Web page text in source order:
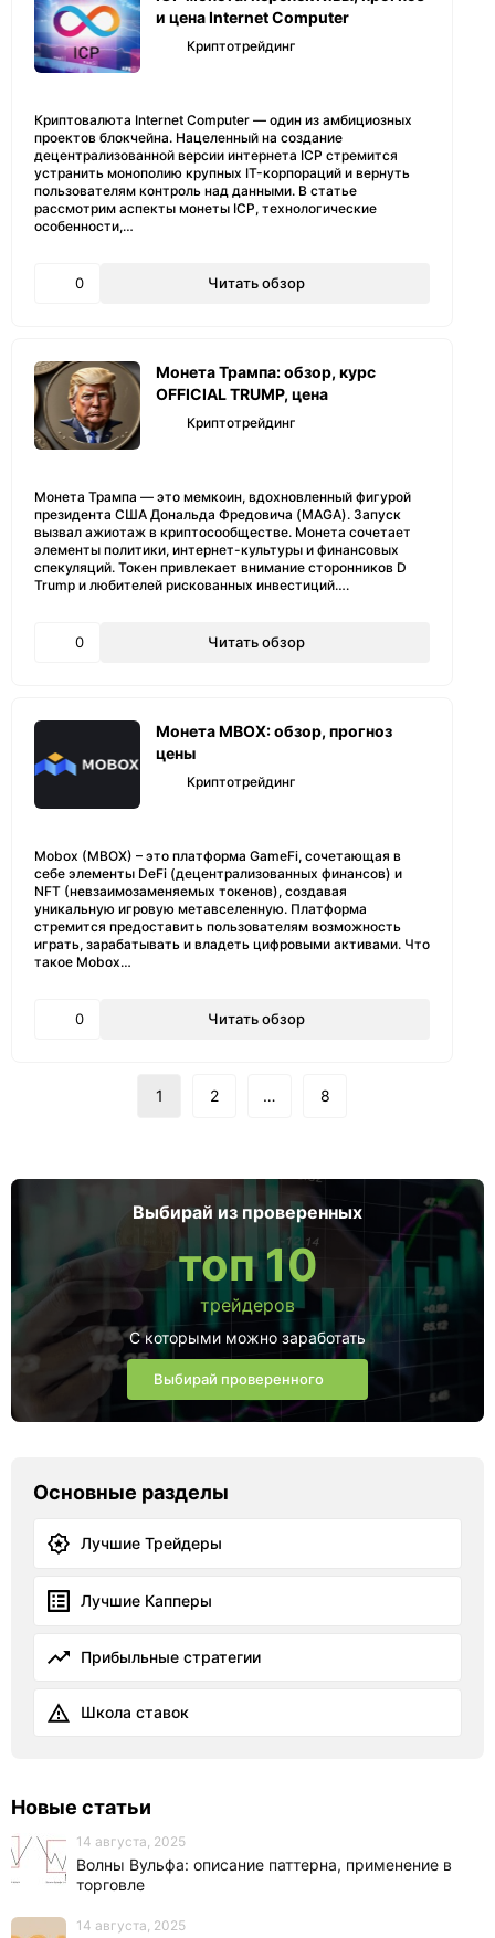
и цена Internet Computer
Криптотрейдинг
Криптовалюта Internet Computer — один из амбициозных
проектов блокчейна. Нацеленный на создание
децентрализованной версии интернета ICP стремится
устранить монополию крупных IT-корпораций и вернуть
пользователям контроль над данными. В статье
рассмотрим аспекты монеты ICP, технологические
особенности,…
0 Читать обзор
Монета Трампа: обзор, курс
OFFICIAL TRUMP, цена
Криптотрейдинг
Монета Трампа — это мемкоин, вдохновленный фигурой
президента США Дональда Фредовича (MAGA). Запуск
вызвал ажиотаж в криптосообществе. Монета сочетает
элементы политики, интернет-культуры и финансовых
спекуляций. Токен привлекает внимание сторонников D
Trump и любителей рискованных инвестиций….
0 Читать обзор
Монета MBOX: обзор, прогноз
цены
Криптотрейдинг
Mobox (MBOX) – это платформа GameFi, сочетающая в
себе элементы DeFi (децентрализованных финансов) и
NFT (невзаимозаменяемых токенов), создавая
уникальную игровую метавселенную. Платформа
стремится предоставить пользователям возможность
играть, зарабатывать и владеть цифровыми активами. Что
такое Mobox…
0 Читать обзор
1 2 … 8
Выбирай из проверенных
топ 10
трейдеров
С которыми можно заработать
Выбирай проверенного
Основные разделы
Лучшие Трейдеры
Лучшие Капперы
Прибыльные стратегии
Школа ставок
Новые статьи
14 августа, 2025
Волны Вульфа: описание паттерна, применение в
торговле
14 августа, 2025